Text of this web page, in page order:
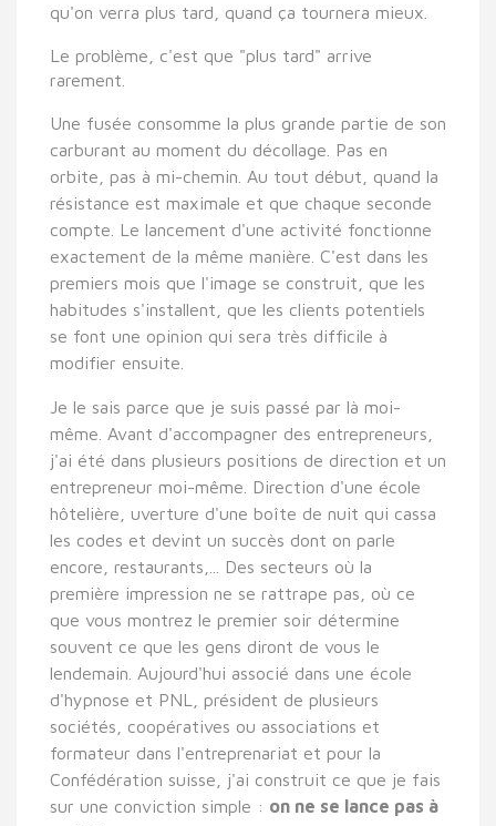
qu'on verra plus tard, quand ça tournera mieux.
Le problème, c'est que "plus tard" arrive
rarement.
Une fusée consomme la plus grande partie de son
carburant au moment du décollage. Pas en
orbite, pas à mi-chemin. Au tout début, quand la
résistance est maximale et que chaque seconde
compte. Le lancement d'une activité fonctionne
exactement de la même manière. C'est dans les
premiers mois que l'image se construit, que les
habitudes s'installent, que les clients potentiels
se font une opinion qui sera très difficile à
modifier ensuite.
Je le sais parce que je suis passé par là moi-
même. Avant d'accompagner des entrepreneurs,
j'ai été dans plusieurs positions de direction et un
entrepreneur moi-même. Direction d'une école
hôtelière, uverture d'une boîte de nuit qui cassa
les codes et devint un succès dont on parle
encore, restaurants,... Des secteurs où la
première impression ne se rattrape pas, où ce
que vous montrez le premier soir détermine
souvent ce que les gens diront de vous le
lendemain. Aujourd'hui associé dans une école
d'hypnose et PNL, président de plusieurs
sociétés, coopératives ou associations et
formateur dans l'entreprenariat et pour la
Confédération suisse, j'ai construit ce que je fais
sur une conviction simple : on ne se lance pas à